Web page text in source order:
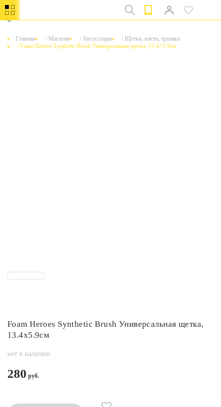
0
Главная / Магазин / Аксессуары / Щетки, кисти, ёршики
/Foam Heroes Synthetic Brush Универсальная щетка, 13.4×5.9см
Foam Heroes Synthetic Brush Универсальная щетка,
13.4x5.9см
нет в наличии
280